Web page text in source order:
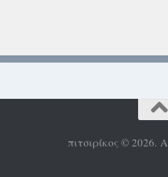
Πολιτική προστασίας
πιτσιρίκος © 2026.